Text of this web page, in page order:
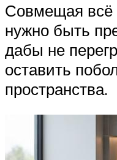
Совмещая
нужно быть
дабы не
оставить
пространства.